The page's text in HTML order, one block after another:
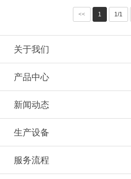
<< 1 1/1
关于我们
产品中心
新闻动态
生产设备
服务流程